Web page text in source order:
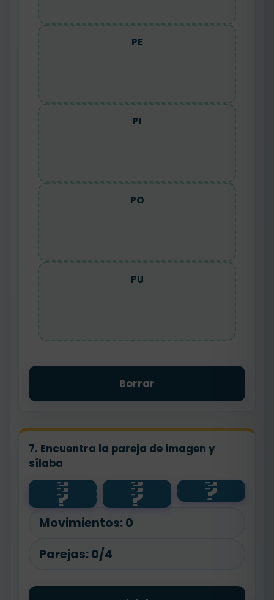
PE
PI
PO
PU
Borrar
7. Encuentra la pareja de imagen y
sílaba
?
PI ?
PU ?
? ?
PA ?
PE
? ?
Movimientos: 0
Parejas: 0/4